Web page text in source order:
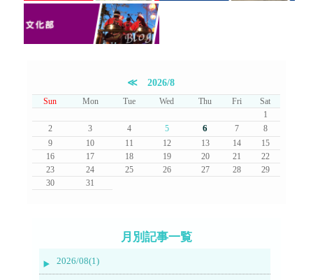
≪ 2026/8
Sun Mon Tue Wed Thu Fri
Sat
1
2
3 4 5 6 7
8
9
10 11 12 13 14
15
16
17 18 19 20 21
22
23
24 25 26 27 28
29
30
31
月別記事一覧
2026/08(1)